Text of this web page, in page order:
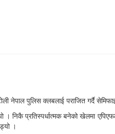
नेपाल पुलिस क्लबलाई पराजित गर्दै
। निकै प्रतिस्पर्धात्मक बनेको खेलमा
।